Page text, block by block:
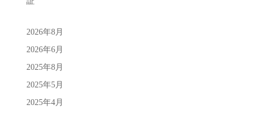
2026年8月
2026年6月
2025年8月
2025年5月
2025年4月